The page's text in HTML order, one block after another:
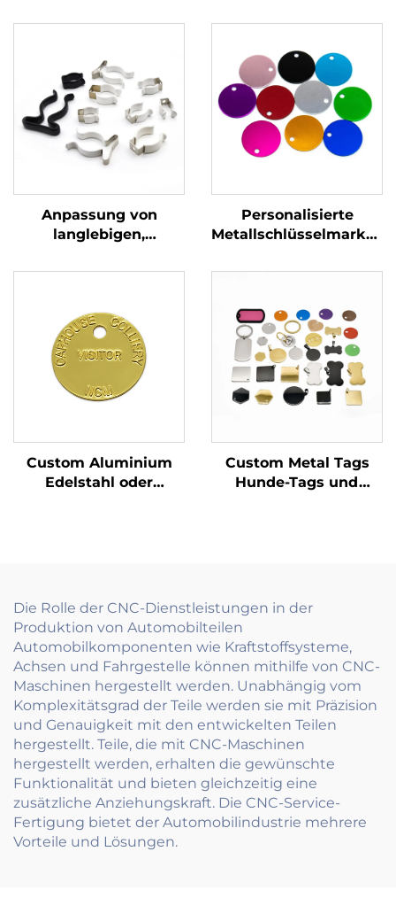
Anpassung von
langlebigen,
U-förmigen
Chromnickel
beschichtet,
Rohrspangen zur
Rohrbefestigung
Personalisierte
Metallschlüsselmarken
Blöcke Marken mit
Gravierlogo
Custom Aluminium
Edelstahl oder
Custom Metal Tags
Hunde-Tags und
Die Rolle der CNC-Dienstleistungen in der
Produktion von Automobilteilen
Automobilkomponenten wie Kraftstoffsysteme,
Achsen und Fahrgestelle können mithilfe von CNC-
Maschinen hergestellt werden. Unabhängig vom
Komplexitätsgrad der Teile werden sie mit Präzision
und Genauigkeit mit den entwickelten Teilen
hergestellt. Teile, die mit CNC-Maschinen
hergestellt werden, erhalten die gewünschte
Funktionalität und bieten gleichzeitig eine
zusätzliche Anziehungskraft. Die CNC-Service-
Fertigung bietet der Automobilindustrie mehrere
Vorteile und Lösungen.